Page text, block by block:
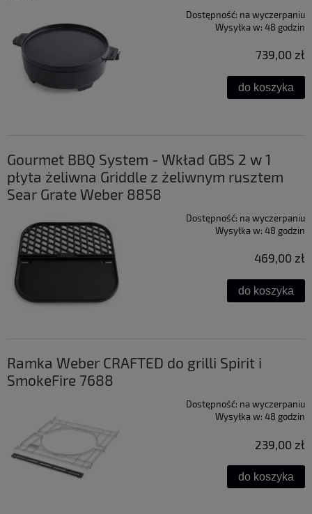
Dostępność: na wyczerpaniu
Wysyłka w: 48 godzin
739,00 zł
do koszyka
Gourmet BBQ System - Wkład GBS 2 w 1
płyta żeliwna Griddle z żeliwnym rusztem
Sear Grate Weber 8858
Dostępność: na wyczerpaniu
Wysyłka w: 48 godzin
469,00 zł
do koszyka
Ramka Weber CRAFTED do grilli Spirit i
SmokeFire​ 7688
Dostępność: na wyczerpaniu
Wysyłka w: 48 godzin
239,00 zł
do koszyka